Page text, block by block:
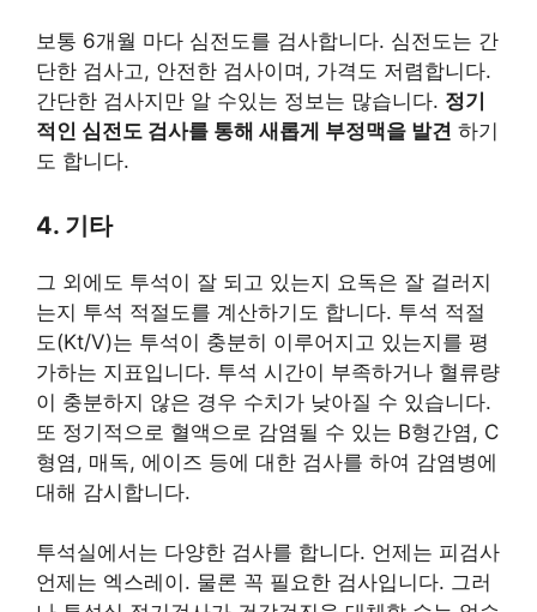
보통 6개월 마다 심전도를 검사합니다. 심전도는 간
단한 검사고, 안전한 검사이며, 가격도 저렴합니다.
간단한 검사지만 알 수있는 정보는 많습니다. 정기
적인 심전도 검사를 통해 새롭게 부정맥을 발견 하기
도 합니다.​
4. 기타
그 외에도 투석이 잘 되고 있는지 요독은 잘 걸러지
는지 투석 적절도를 계산하기도 합니다. 투석 적절
도(Kt/V)는 투석이 충분히 이루어지고 있는지를 평
가하는 지표입니다. 투석 시간이 부족하거나 혈류량
이 충분하지 않은 경우 수치가 낮아질 수 있습니다.
또 정기적으로 혈액으로 감염될 수 있는 B형간염, C
형염, 매독, 에이즈 등에 대한 검사를 하여 감염병에
대해 감시합니다.​
투석실에서는 다양한 검사를 합니다. 언제는 피검사
언제는 엑스레이. 물론 꼭 필요한 검사입니다. 그러